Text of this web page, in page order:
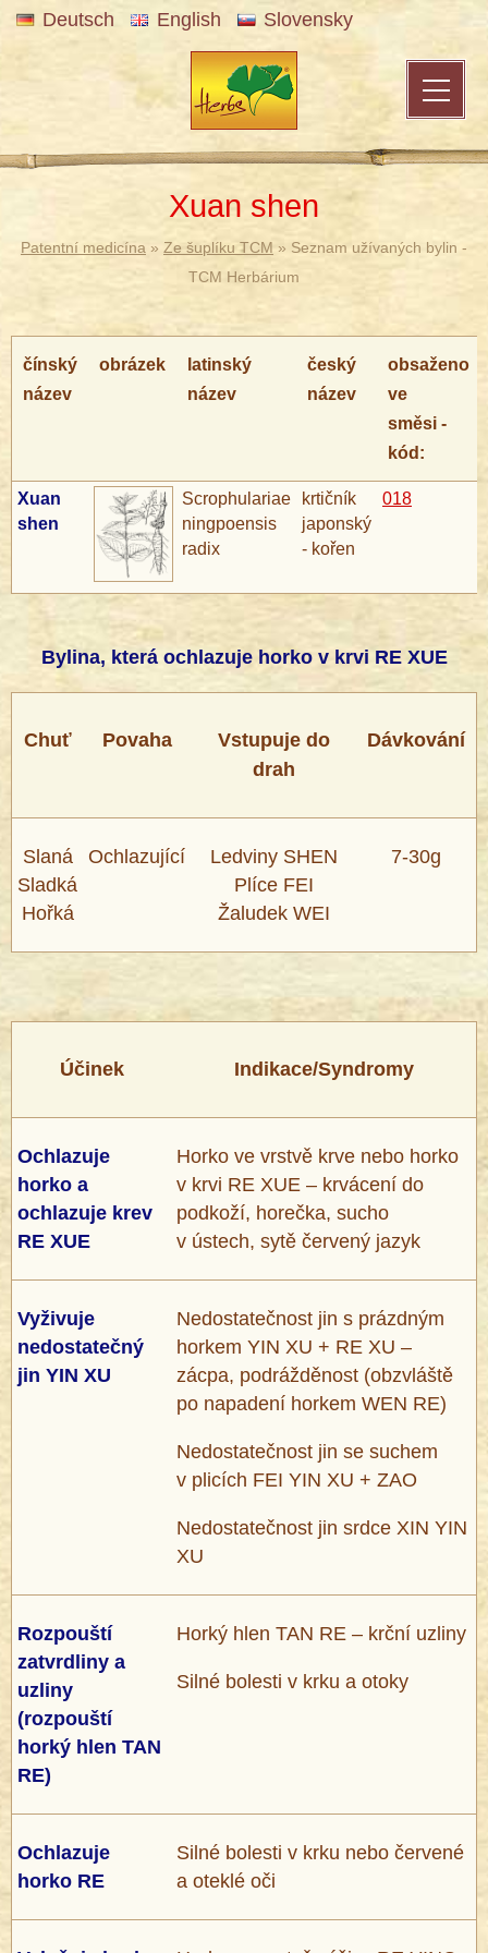
Deutsch English Slovensky
Xuan shen
Patentní medicína » Ze šuplíku TCM » Seznam užívaných bylin -
TCM Herbárium
čínský
název
obrázek
latinský
název
český
název
obsaženo
ve
směsi -
kód:
Xuan
shen
Scrophulariae
ningpoensis
radix
krtičník
japonský
- kořen
018
Bylina, která ochlazuje horko v krvi RE XUE
Chuť Povaha
Vstupuje do
drah
Dávkování
Slaná
Sladká
Hořká
Ochlazující
Ledviny SHEN
Plíce FEI
Žaludek WEI
7-30g
Účinek Indikace/Syndromy
Ochlazuje
horko a
ochlazuje krev
RE XUE
Horko ve vrstvě krve nebo horko
v krvi RE XUE – krvácení do
podkoží, horečka, sucho
v ústech, sytě červený jazyk
Vyživuje
nedostatečný
jin YIN XU
Nedostatečnost jin s prázdným
horkem YIN XU + RE XU –
zácpa, podrážděnost (obzvláště
po napadení horkem WEN RE)
Nedostatečnost jin se suchem
v plicích FEI YIN XU + ZAO
Nedostatečnost jin srdce XIN YIN
XU
Rozpouští
zatvrdliny a
uzliny
(rozpouští
horký hlen TAN
RE)
Horký hlen TAN RE – krční uzliny
Silné bolesti v krku a otoky
Ochlazuje
horko RE
Silné bolesti v krku nebo červené
a oteklé oči